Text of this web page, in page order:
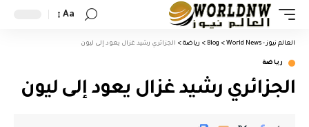
Aa
العالم نيوز - World News >
Blog
> رياضة > الجزائري رشيد غزال يعود إلى ليون
رياضة
الجزائري رشيد غزال يعود إلى ليون